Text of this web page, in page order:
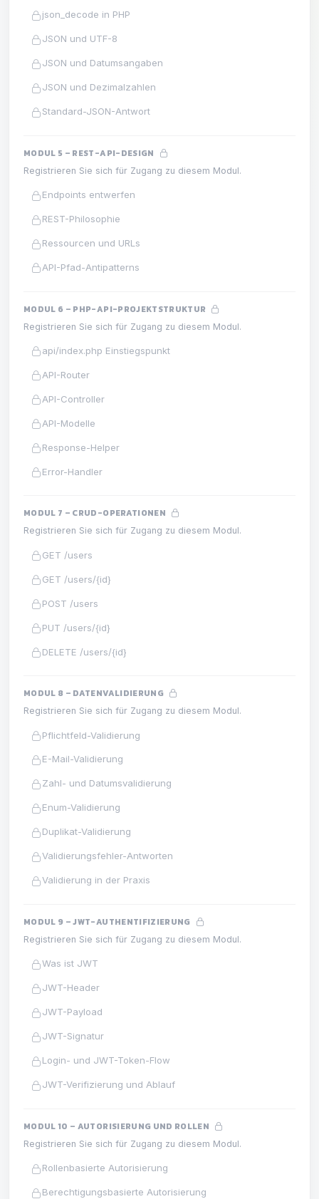
json_decode in PHP
JSON und UTF-8
JSON und Datumsangaben
JSON und Dezimalzahlen
Standard-JSON-Antwort
MODUL 5 – REST-API-DESIGN
Registrieren Sie sich für Zugang zu diesem Modul.
Endpoints entwerfen
REST-Philosophie
Ressourcen und URLs
API-Pfad-Antipatterns
MODUL 6 – PHP-API-PROJEKTSTRUKTUR
Registrieren Sie sich für Zugang zu diesem Modul.
api/index.php Einstiegspunkt
API-Router
API-Controller
API-Modelle
Response-Helper
Error-Handler
MODUL 7 – CRUD-OPERATIONEN
Registrieren Sie sich für Zugang zu diesem Modul.
GET /users
GET /users/{id}
POST /users
PUT /users/{id}
DELETE /users/{id}
MODUL 8 – DATENVALIDIERUNG
Registrieren Sie sich für Zugang zu diesem Modul.
Pflichtfeld-Validierung
E-Mail-Validierung
Zahl- und Datumsvalidierung
Enum-Validierung
Duplikat-Validierung
Validierungsfehler-Antworten
Validierung in der Praxis
MODUL 9 – JWT-AUTHENTIFIZIERUNG
Registrieren Sie sich für Zugang zu diesem Modul.
Was ist JWT
JWT-Header
JWT-Payload
JWT-Signatur
Login- und JWT-Token-Flow
JWT-Verifizierung und Ablauf
MODUL 10 – AUTORISIERUNG UND ROLLEN
Registrieren Sie sich für Zugang zu diesem Modul.
Rollenbasierte Autorisierung
Berechtigungsbasierte Autorisierung